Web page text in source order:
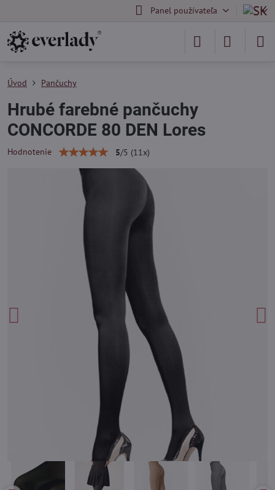
Panel používateľa
Úvod Pančuchy
Hrubé farebné pančuchy
CONCORDE 80 DEN Lores
Hodnotenie 5/5 (11 x)